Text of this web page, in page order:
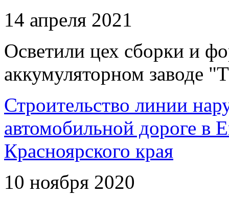
14 апреля 2021
Осветили цех сборки и
аккумуляторном заводе
Строительство линии
автомобильной дороге в
Красноярского края
10 ноября 2020